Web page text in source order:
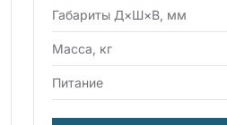
Габариты Д×Ш×В, мм
Масса, кг
Питание